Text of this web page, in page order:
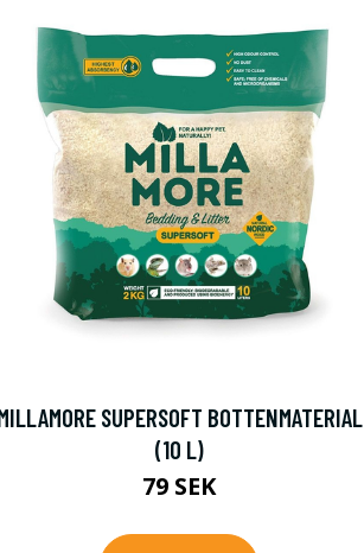
SUPERSOFT BOTTENMATERIAL
(10 L)
79 SEK